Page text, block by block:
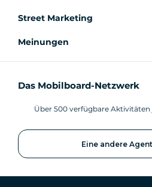
Street Marketing
Meinungen
Das Mobilboard-Netzwerk
Über 500 verfügbare Aktivitäten
Eine andere